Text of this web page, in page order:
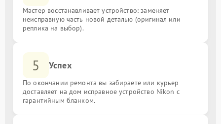
Мастер восстанавливает устройство: заменяет
неисправную часть новой деталью (оригинал или
реплика на выбор).
5 Успех
По окончании ремонта вы забираете или курьер
доставляет на дом исправное устройство Nikon с
гарантийным бланком.